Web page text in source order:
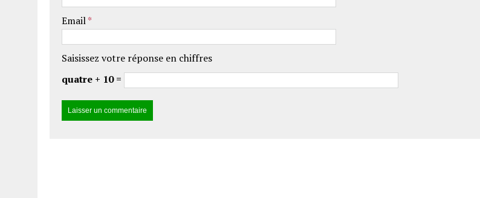
Email*
Saisissez votre réponse en chiffres
quatre + 10 =